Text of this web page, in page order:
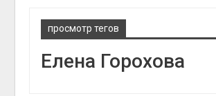
просмотр тегов
Елена Горохова